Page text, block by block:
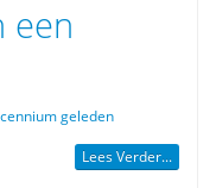
een
geleden
Lees Verder...